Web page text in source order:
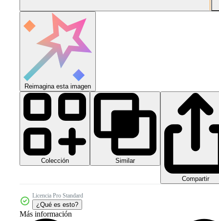
Reimagina esta imagen
Colección Similar
Compartir
Licencia Pro Standard
¿Qué es esto?
Más información